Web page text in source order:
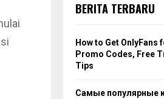
BERITA TERBARU
How to Get OnlyFans
Promo Codes, Free
Tips
Самые популярные